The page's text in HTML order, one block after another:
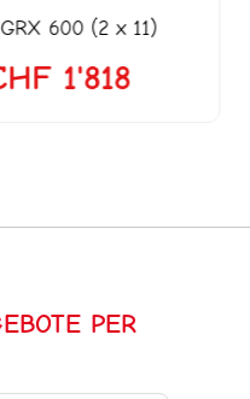
600 (2 x 11)
1'818
PER